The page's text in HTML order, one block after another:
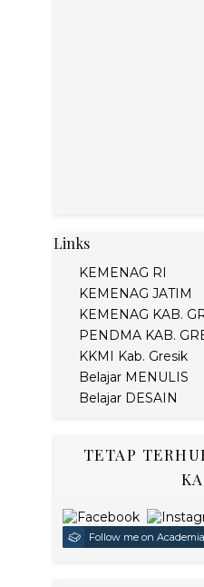
Links
KEMENAG RI
KEMENAG JATIM
KEMENAG KAB.
PENDMA KAB.
KKMI Kab. Gresik
Belajar MENULIS
Belajar DESAIN
TETAP
Follow me on